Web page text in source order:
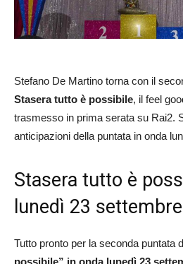
Stefano De Martino torna con il
Stasera tutto è possibile, il feel
trasmesso in prima serata su Rai2.
anticipazioni della puntata in onda
Stasera tutto è
lunedì 23 settembre
Tutto pronto per la seconda puntata
possibile” in onda lunedì 23